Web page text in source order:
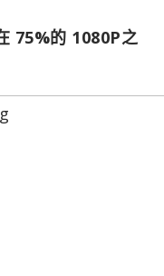
75%的 1080P之